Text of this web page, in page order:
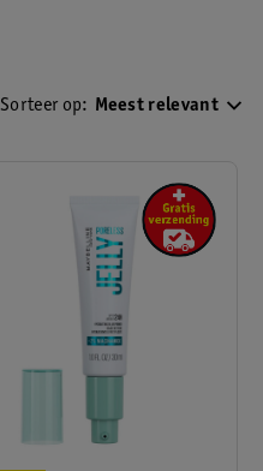
Sorteer op: Meest relevant